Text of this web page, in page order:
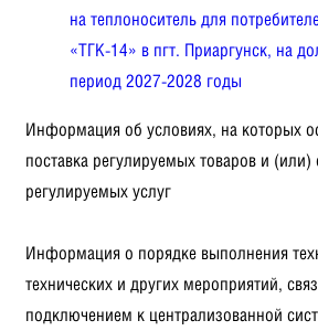
на теплоноситель для
«ТГК-14» в пгт. Приаргунск, на
период 2027-2028 годы
Информация об условиях, на которых
поставка регулируемых товаров и (или)
регулируемых услуг
Информация о порядке выполнения
технических и других мероприятий,
подключением к централизованной